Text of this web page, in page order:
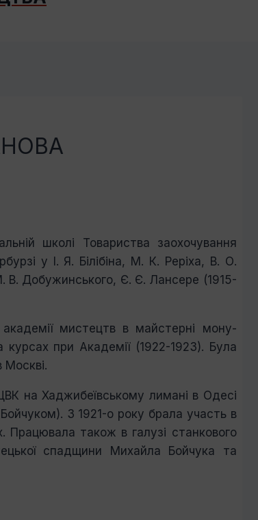
школі Товариства за­охочування
у І. Я. Білібіна, М. К. Реріха, В. О.
В. Добужинського, Є. Є. Лансере (1915-
академії мистецтв в майстерні мону­
курсах при Академії (1922-1923). Бу­ла
на Хаджибеївському лимані в Одесі
З 1921-о року брала участь в
Працю­вала також в галузі станкового
спадщини Михайла Бойчука та